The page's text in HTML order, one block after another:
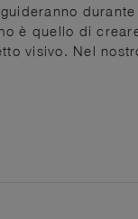
è quello di
visivo. Nel